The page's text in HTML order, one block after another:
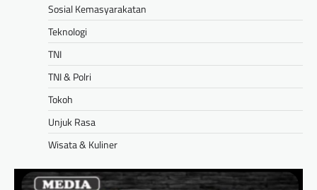
Sosial Kemasyarakatan
Teknologi
TNI
TNI & Polri
Tokoh
Unjuk Rasa
Wisata & Kuliner